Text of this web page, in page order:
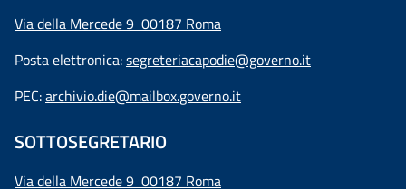
Via della Mercede 9 00187 Roma
Posta elettronica:segreteriacapodie@governo.it
PEC:archivio.die@mailbox.governo.it
SOTTOSEGRETARIO
Via della Mercede 9 00187 Roma